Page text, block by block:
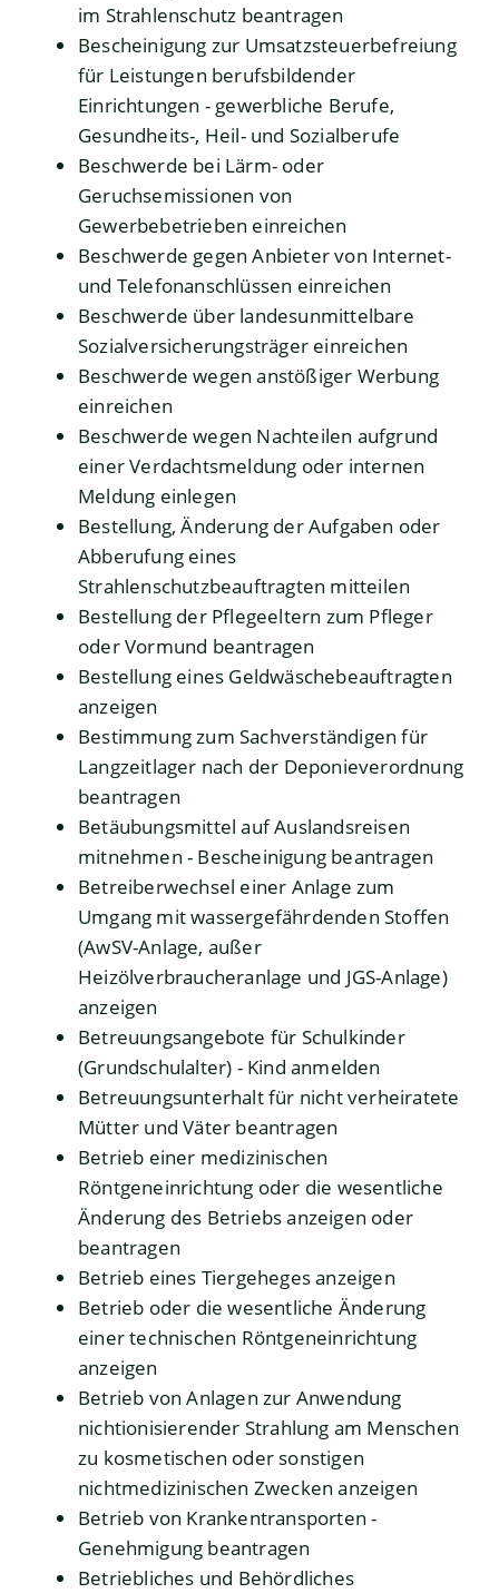
im Strahlenschutz beantragen
Bescheinigung zur Umsatzsteuerbefreiung
für Leistungen berufsbildender
Einrichtungen - gewerbliche Berufe,
Gesundheits-, Heil- und Sozialberufe
Beschwerde bei Lärm- oder
Geruchsemissionen von
Gewerbebetrieben einreichen
Beschwerde gegen Anbieter von Internet-
und Telefonanschlüssen einreichen
Beschwerde über landesunmittelbare
Sozialversicherungsträger einreichen
Beschwerde wegen anstößiger Werbung
einreichen
Beschwerde wegen Nachteilen aufgrund
einer Verdachtsmeldung oder internen
Meldung einlegen
Bestellung, Änderung der Aufgaben oder
Abberufung eines
Strahlenschutzbeauftragten mitteilen
Bestellung der Pflegeeltern zum Pfleger
oder Vormund beantragen
Bestellung eines Geldwäschebeauftragten
anzeigen
Bestimmung zum Sachverständigen für
Langzeitlager nach der Deponieverordnung
beantragen
Betäubungsmittel auf Auslandsreisen
mitnehmen - Bescheinigung beantragen
Betreiberwechsel einer Anlage zum
Umgang mit wassergefährdenden Stoffen
(AwSV-Anlage, außer
Heizölverbraucheranlage und JGS-Anlage)
anzeigen
Betreuungsangebote für Schulkinder
(Grundschulalter) - Kind anmelden
Betreuungsunterhalt für nicht verheiratete
Mütter und Väter beantragen
Betrieb einer medizinischen
Röntgeneinrichtung oder die wesentliche
Änderung des Betriebs anzeigen oder
beantragen
Betrieb eines Tiergeheges anzeigen
Betrieb oder die wesentliche Änderung
einer technischen Röntgeneinrichtung
anzeigen
Betrieb von Anlagen zur Anwendung
nichtionisierender Strahlung am Menschen
zu kosmetischen oder sonstigen
nichtmedizinischen Zwecken anzeigen
Betrieb von Krankentransporten -
Genehmigung beantragen
Betriebliches und Behördliches